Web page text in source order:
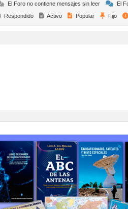
El Foro no contiene mensajes sin leer
El
Respondido Activo Popular Fijo
TIENDA ONLINE URE
Publicaciones, mapas, polos,
gorras, tazas, forros polares y